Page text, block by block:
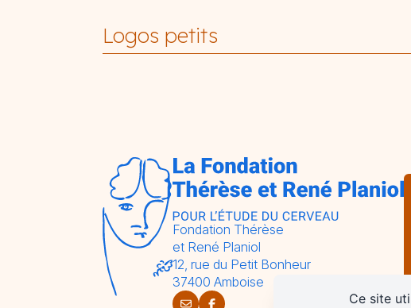
Ce site
Logos petits
Fondation Thérèse
et René Planiol
12, rue du Petit Bonheur
37400 Amboise